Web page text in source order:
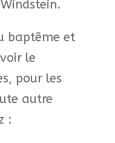
baptême et
le
pour les
autre
: